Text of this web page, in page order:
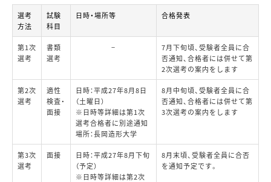
選考
方法
試験
科目
日時・場所等 合格発表
第1次
選考
書類
選考
−
7月下旬頃、受験者全員に合
否通知、合格者には併せて第
2次選考の案内をします
第2次
選考
適性
検査・
面接
日時：平成27年8月8日
（土曜日）
※日時等詳細は第1次
選考合格者に別途通知
場所：長岡造形大学
8月中旬頃、受験者全員に合
否通知、合格者には併せて第
3次選考の案内をします
第3次
選考
面接
日時：平成27年8月下旬
（予定）
※日時等詳細は第2次
8月末頃、受験者全員に合否
を通知予定です。